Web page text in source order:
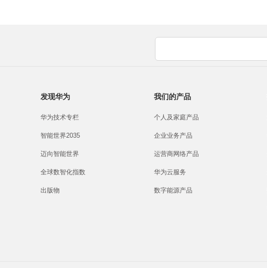
发现华为
华为技术专栏
智能世界2035
迈向智能世界
全球数智化指数
出版物
我们的产品
个人及家庭产品
企业业务产品
运营商网络产品
华为云服务
数字能源产品